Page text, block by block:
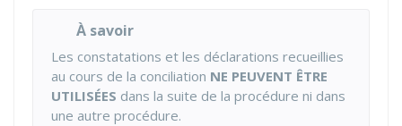
À savoir
Les constatations et les déclarations recueillies
au cours de la conciliation NE PEUVENT ÊTRE
UTILISÉES dans la suite de la procédure ni dans
une autre procédure.